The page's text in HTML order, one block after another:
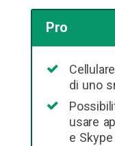
Pro
di uno
usare
e Skype